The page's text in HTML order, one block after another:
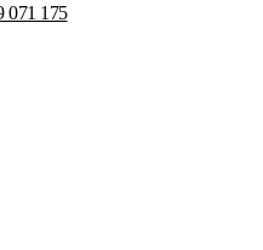
071 175